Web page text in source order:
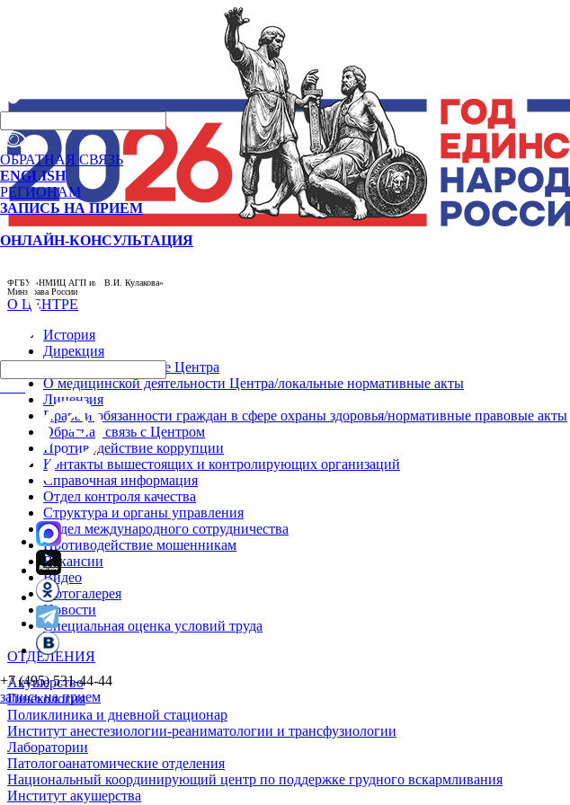
ФГБУ «НМИЦ АГП им. В.И. Кулакова»
Минздрава России
О ЦЕНТРЕ
История
Дирекция
Реквизиты и данные Центра
О медицинской деятельности Центра/локальные нормативные акты
Лицензия
Права и обязанности граждан в сфере охраны здоровья/нормативные правовые акты
Обратная связь с Центром
Противодействие коррупции
Контакты вышестоящих и контролирующих организаций
Справочная информация
Отдел контроля качества
Структура и органы управления
Отдел международного сотрудничества
Противодействие мошенникам
Вакансии
Видео
Фотогалерея
Новости
Специальная оценка условий труда
ОТДЕЛЕНИЯ
Акушерство
Гинекология
Поликлиника и дневной стационар
Институт анестезиологии-реаниматологии и трансфузиологии
Лаборатории
Патологоанатомические отделения
Национальный координирующий центр по поддержке грудного вскармливания
Институт акушерства
ОБРАТНАЯ СВЯЗЬ
ENGLISH
РЕГИОНАМ
ЗАПИСЬ НА ПРИЕМ
ОНЛАЙН-КОНСУЛЬТАЦИЯ
+7 (495) 531-44-44
запись на прием